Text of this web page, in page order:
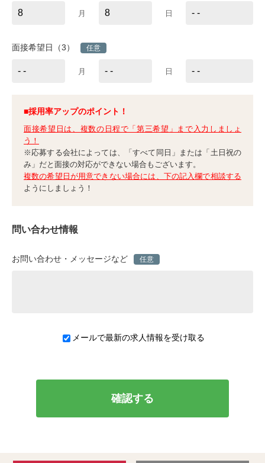
月 日
面接希望日（3） 任意
月 日
■採用率アップのポイント！
面接希望日は、複数の日程で「第三希望」まで入力しましょ
う！
※応募する会社によっては、「すべて同日」または「土日祝の
み」だと面接の対応ができない場合もございます。
複数の希望日が用意できない場合には、下の記入欄で相談する
ようにしましょう！
問い合わせ情報
お問い合わせ・メッセージなど 任意
メールで最新の求人情報を受け取る
確認する